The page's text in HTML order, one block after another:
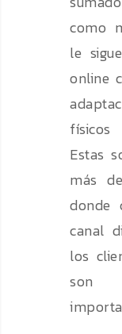
como
le
online
físicos
Estas
más
donde
canal
los
son